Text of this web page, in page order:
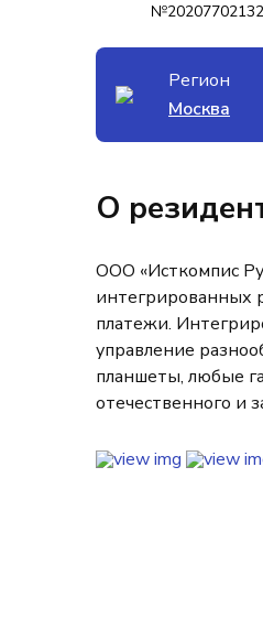
Регион
Москва
О
ООО «Исткомпис
интегрированных
платежи.
управление
планшеты, любые
отечественного и